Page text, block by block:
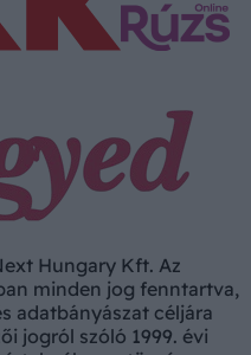
Hungary Kft. Az
minden jog fenntartva,
adatbányászat céljára
jogról szóló 1999. évi